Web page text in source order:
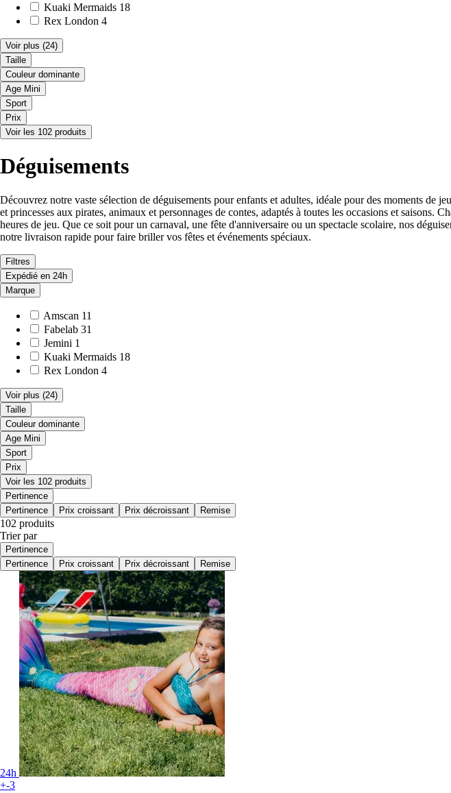
Kuaki Mermaids 18
Rex London 4
Voir plus (24)
Taille
Couleur dominante
Age Mini
Sport
Prix
Voir les 102 produits
Déguisements
Découvrez notre vaste sélection de déguisements pour enfants et adultes, idéale pour des moments de
et princesses aux pirates, animaux et personnages de contes, adaptés à toutes les occasions et
heures de jeu. Que ce soit pour un carnaval, une fête d'anniversaire ou un spectacle scolaire, nos
notre livraison rapide pour faire briller vos fêtes et événements spéciaux.
Filtres
Expédié en 24h
Marque
Amscan 11
Fabelab 31
Jemini 1
Kuaki Mermaids 18
Rex London 4
Voir plus (24)
Taille
Couleur dominante
Age Mini
Sport
Prix
Voir les 102 produits
Pertinence
Pertinence
Prix croissant Prix décroissant Remise
102 produits
Trier par
Pertinence
Pertinence
Prix croissant Prix décroissant Remise
24h
+-3